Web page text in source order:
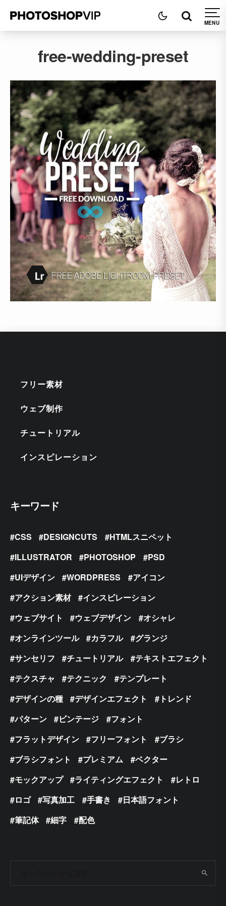
free-wedding-preset
フリー素材
ウェブ制作
チュートリアル
インスピレーション
キーワード
CSS DESIGNCUTS
HTMLスニペット
ILLUSTRATOR
PHOTOSHOP
PSD
UIデザイン
WORDPRESS
アイコン
アクション素材
インスピレーション
ウェブサイト
ウェブデザイン
オシャレ
オンラインツール
カラフル
グランジ
サンセリフ
チュートリアル
テキストエフェクト
テクスチャ
テクニック
テンプレート
デザインの種
デザインエフェクト
トレンド
パターン
ビンテージ
フォント
フラットデザイン
フリーフォント
ブラシ
ブラシフォント
プレミアム
ベクター
モックアップ
ライティングエフェクト
レトロ
ロゴ
写真加工 手書き
日本語フォント
筆記体
細字 配色